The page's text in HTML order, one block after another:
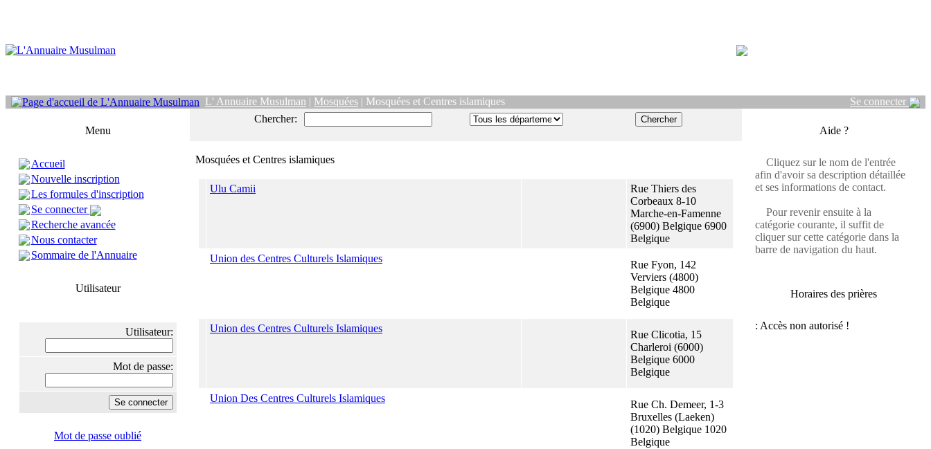
L' Annuaire Musulman | Mosquées | Mosquées et Centres islamiques Se connecter
Menu
Accueil
Nouvelle inscription
Les formules d'inscription
Se connecter
Recherche avancée
Nous contacter
Sommaire de l'Annuaire
Utilisateur
Utilisateur:
Mot de passe:
Mot de passe oublié
Chercher:
Mosquées et Centres islamiques
Ulu Camii
Rue Thiers des
Corbeaux 8-10
Marche-en-Famenne
(6900) Belgique 6900
Belgique
Union des Centres Culturels Islamiques
Rue Fyon, 142
Verviers (4800)
Belgique 4800
Belgique
Union des Centres Culturels Islamiques
Rue Clicotia, 15
Charleroi (6000)
Belgique 6000
Belgique
Union Des Centres Culturels Islamiques
Rue Ch. Demeer, 1-3
Bruxelles (Laeken)
(1020) Belgique 1020
Belgique
Aide ?
Cliquez sur le nom de l'entrée
afin d'avoir sa description détaillée
et ses informations de contact.
Pour revenir ensuite à la
catégorie courante, il suffit de
cliquer sur cette catégorie dans la
barre de navigation du haut.
Horaires des prières